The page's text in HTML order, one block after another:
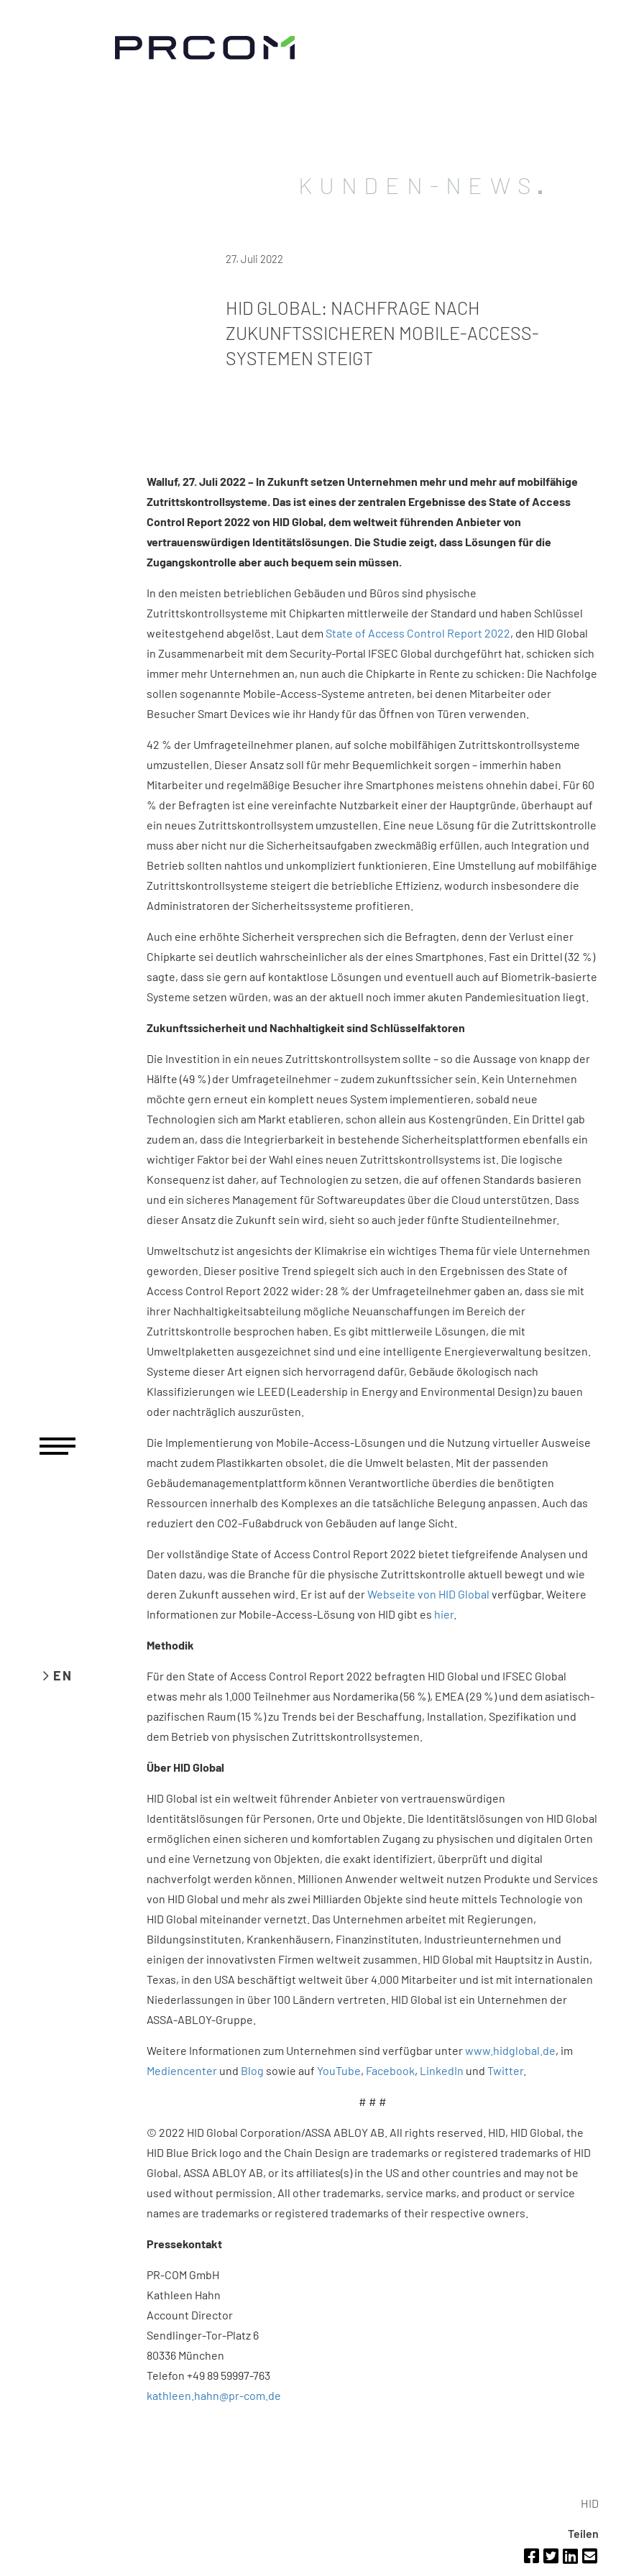
EN
KUNDEN-NEWS
27. Juli 2022
HID GLOBAL: NACHFRAGE NACH
ZUKUNFTSSICHEREN MOBILE-ACCESS-
SYSTEMEN STEIGT
Walluf, 27. Juli 2022 – In Zukunft setzen Unternehmen mehr und mehr auf mobilfähige
Zutrittskontrollsysteme. Das ist eines der zentralen Ergebnisse des State of Access
Control Report 2022 von HID Global, dem weltweit führenden Anbieter von
vertrauenswürdigen Identitätslösungen. Die Studie zeigt, dass Lösungen für die
Zugangskontrolle aber auch bequem sein müssen.
In den meisten betrieblichen Gebäuden und Büros sind physische
Zutrittskontrollsysteme mit Chipkarten mittlerweile der Standard und haben Schlüssel
weitestgehend abgelöst. Laut dem State of Access Control Report 2022, den HID Global
in Zusammenarbeit mit dem Security-Portal IFSEC Global durchgeführt hat, schicken sich
immer mehr Unternehmen an, nun auch die Chipkarte in Rente zu schicken: Die Nachfolge
sollen sogenannte Mobile-Access-Systeme antreten, bei denen Mitarbeiter oder
Besucher Smart Devices wie ihr Handy für das Öffnen von Türen verwenden.
42 % der Umfrageteilnehmer planen, auf solche mobilfähigen Zutrittskontrollsysteme
umzustellen. Dieser Ansatz soll für mehr Bequemlichkeit sorgen – immerhin haben
Mitarbeiter und regelmäßige Besucher ihre Smartphones meistens ohnehin dabei. Für 60
% der Befragten ist eine vereinfachte Nutzbarkeit einer der Hauptgründe, überhaupt auf
ein neues Zutrittskontrollsystem umzustellen. Eine neue Lösung für die Zutrittskontrolle
muss aber nicht nur die Sicherheitsaufgaben zweckmäßig erfüllen, auch Integration und
Betrieb sollten nahtlos und unkompliziert funktionieren. Eine Umstellung auf mobilfähige
Zutrittskontrollsysteme steigert die betriebliche Effizienz, wodurch insbesondere die
Administratoren der Sicherheitssysteme profitieren.
Auch eine erhöhte Sicherheit versprechen sich die Befragten, denn der Verlust einer
Chipkarte sei deutlich wahrscheinlicher als der eines Smartphones. Fast ein Drittel (32 %)
sagte, dass sie gern auf kontaktlose Lösungen und eventuell auch auf Biometrik-basierte
Systeme setzen würden, was an der aktuell noch immer akuten Pandemiesituation liegt.
Zukunftssicherheit und Nachhaltigkeit sind Schlüsselfaktoren
Die Investition in ein neues Zutrittskontrollsystem sollte – so die Aussage von knapp der
Hälfte (49 %) der Umfrageteilnehmer – zudem zukunftssicher sein. Kein Unternehmen
möchte gern erneut ein komplett neues System implementieren, sobald neue
Technologien sich am Markt etablieren, schon allein aus Kostengründen. Ein Drittel gab
zudem an, dass die Integrierbarkeit in bestehende Sicherheitsplattformen ebenfalls ein
wichtiger Faktor bei der Wahl eines neuen Zutrittskontrollsystems ist. Die logische
Konsequenz ist daher, auf Technologien zu setzen, die auf offenen Standards basieren
und ein sicheres Management für Softwareupdates über die Cloud unterstützen. Dass
dieser Ansatz die Zukunft sein wird, sieht so auch jeder fünfte Studienteilnehmer.
Umweltschutz ist angesichts der Klimakrise ein wichtiges Thema für viele Unternehmen
geworden. Dieser positive Trend spiegelt sich auch in den Ergebnissen des State of
Access Control Report 2022 wider: 28 % der Umfrageteilnehmer gaben an, dass sie mit
ihrer Nachhaltigkeitsabteilung mögliche Neuanschaffungen im Bereich der
Zutrittskontrolle besprochen haben. Es gibt mittlerweile Lösungen, die mit
Umweltplaketten ausgezeichnet sind und eine intelligente Energieverwaltung besitzen.
Systeme dieser Art eignen sich hervorragend dafür, Gebäude ökologisch nach
Klassifizierungen wie LEED (Leadership in Energy and Environmental Design) zu bauen
oder nachträglich auszurüsten.
Die Implementierung von Mobile-Access-Lösungen und die Nutzung virtueller Ausweise
macht zudem Plastikkarten obsolet, die die Umwelt belasten. Mit der passenden
Gebäudemanagementplattform können Verantwortliche überdies die benötigten
Ressourcen innerhalb des Komplexes an die tatsächliche Belegung anpassen. Auch das
reduziert den CO2-Fußabdruck von Gebäuden auf lange Sicht.
Der vollständige State of Access Control Report 2022 bietet tiefgreifende Analysen und
Daten dazu, was die Branche für die physische Zutrittskontrolle aktuell bewegt und wie
deren Zukunft aussehen wird. Er ist auf derWebseite von HID Global verfügbar. Weitere
Informationen zur Mobile-Access-Lösung von HID gibt es hier.
Methodik
Für den State of Access Control Report 2022 befragten HID Global und IFSEC Global
etwas mehr als 1.000 Teilnehmer aus Nordamerika (56 %), EMEA (29 %) und dem asiatisch-
pazifischen Raum (15 %) zu Trends bei der Beschaffung, Installation, Spezifikation und
dem Betrieb von physischen Zutrittskontrollsystemen.
Über HID Global
HID Global ist ein weltweit führender Anbieter von vertrauenswürdigen
Identitätslösungen für Personen, Orte und Objekte. Die Identitätslösungen von HID Global
ermöglichen einen sicheren und komfortablen Zugang zu physischen und digitalen Orten
und eine Vernetzung von Objekten, die exakt identifiziert, überprüft und digital
nachverfolgt werden können. Millionen Anwender weltweit nutzen Produkte und Services
von HID Global und mehr als zwei Milliarden Objekte sind heute mittels Technologie von
HID Global miteinander vernetzt. Das Unternehmen arbeitet mit Regierungen,
Bildungsinstituten, Krankenhäusern, Finanzinstituten, Industrieunternehmen und
einigen der innovativsten Firmen weltweit zusammen. HID Global mit Hauptsitz in Austin,
Texas, in den USA beschäftigt weltweit über 4.000 Mitarbeiter und ist mit internationalen
Niederlassungen in über 100 Ländern vertreten. HID Global ist ein Unternehmen der
ASSA-ABLOY-Gruppe.
Weitere Informationen zum Unternehmen sind verfügbar unterwww.hidglobal.de, im
Mediencenterund Blog sowie auf YouTube, Facebook, LinkedIn und Twitter.
# # #
© 2022 HID Global Corporation/ASSA ABLOY AB. All rights reserved. HID, HID Global, the
HID Blue Brick logo and the Chain Design are trademarks or registered trademarks of HID
Global, ASSA ABLOY AB, or its affiliates(s) in the US and other countries and may not be
used without permission. All other trademarks, service marks, and product or service
names are trademarks or registered trademarks of their respective owners.
Pressekontakt
PR-COM GmbH
Kathleen Hahn
Account Director
Sendlinger-Tor-Platz 6
80336 München
Telefon +49 89 59997-763
kathleen.hahn@pr-com.de
HID
Teilen